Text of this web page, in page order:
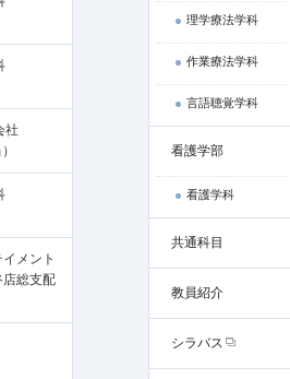
社
メント
店総支配
理学療法学科
作業療法学科
言語聴覚学科
看護学部
看護学科
共通科目
教員紹介
シラバス